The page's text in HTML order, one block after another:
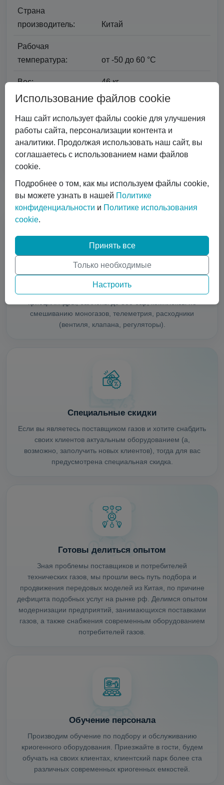
Страна
производитель:
Китай
Рабочая
температура:
от -50 до 60 °С
Вес: 46 кг.
Резьба на
горловинах:
25E DIN EN ISO 11363-
1:2012-6
Уплотнение
горловин:
ФУМ-2
Почему с нами удобно работать
Передовое оборудование
ISO контейнеры, микробалки до 35 бар, недорогие
смешиванию моногазов, телеметрия, расходники
(вентиля, клапана, регуляторы).
Специальные скидки
Если вы являетесь поставщиком газов и хотите снабдить
своих клиентов актуальным оборудованием (а,
возможно, заполучить новых клиентов), тогда для вас
предусмотрена специальная скидка.
Готовы делиться опытом
Зная проблемы поставщиков и потребителей
технических газов, мы прошли весь путь подбора и
продвижения передовых моделей из Китая, по причине
дефицита подобных услуг на рынке рф. Делимся опытом
модернизации предприятий, занимающихся поставками
газов, а также снабжения современным оборудованием
потребителей газов.
Обучение персонала
Производим обучение по подбору и обслуживанию
криогенного оборудования. Приезжайте в гости, будем
обучать на своих клиентах, клиентский парк более ста
различных современных криогенных емкостей.
Использование файлов cookie
Наш сайт использует файлы cookie для улучшения
работы сайта, персонализации контента и
аналитики. Продолжая использовать наш сайт, вы
соглашаетесь с использованием нами файлов
cookie.
Подробнее о том, как мы используем файлы cookie,
вы можете узнать в нашей Политике
конфиденциальности и Политике использования
cookie.
Принять все
Только необходимые
Настроить